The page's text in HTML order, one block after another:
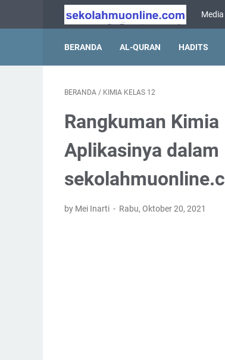
BERANDA AL-QURAN HADITS
BERANDA / KIMIA KELAS 12
Rangkuman
Aplikasinya dalam
by Mei Inarti Rabu, Oktober 20, 2021